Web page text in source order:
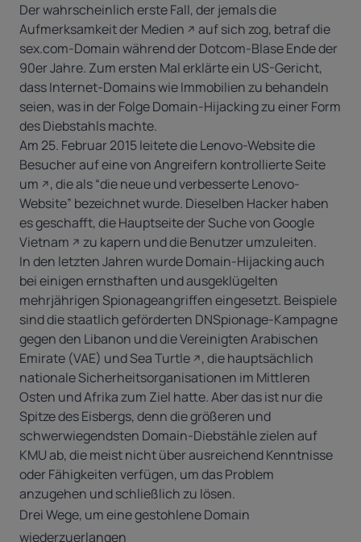
Der wahrscheinlich erste Fall, der jemals die
Aufmerksamkeit der Medien
auf sich zog, betraf die
sex.com-Domain während der Dotcom-Blase Ende der
90er Jahre. Zum ersten Mal erklärte ein US-Gericht,
dass Internet-Domains wie Immobilien zu behandeln
seien, was in der Folge Domain-Hijacking zu einer Form
des Diebstahls machte.
Am 25. Februar 2015leitete die Lenovo-Website die
Besucher auf eine von Angreifern kontrollierte Seite
um
, die als “die neue und verbesserte Lenovo-
Website” bezeichnet wurde. Dieselben Hacker haben
es geschafft,die Hauptseite der Suche von Google
Vietnam
zu kapern und die Benutzer umzuleiten.
In den letzten Jahren wurde Domain-Hijacking auch
bei einigen ernsthaften und ausgeklügelten
mehrjährigen Spionageangriffen eingesetzt. Beispiele
sind die staatlich geförderten DNSpionage-Kampagne
gegen den Libanon und die Vereinigten Arabischen
Emirate (VAE) undSea Turtle
, die hauptsächlich
nationale Sicherheitsorganisationen im Mittleren
Osten und Afrika zum Ziel hatte. Aber das ist nur die
Spitze des Eisbergs, denn die größeren und
schwerwiegendsten Domain-Diebstähle zielen auf
KMU ab, die meist nicht über ausreichend Kenntnisse
oder Fähigkeiten verfügen, um das Problem
anzugehen und schließlich zu lösen.
Drei Wege, um eine gestohlene Domain
wiederzuerlangen